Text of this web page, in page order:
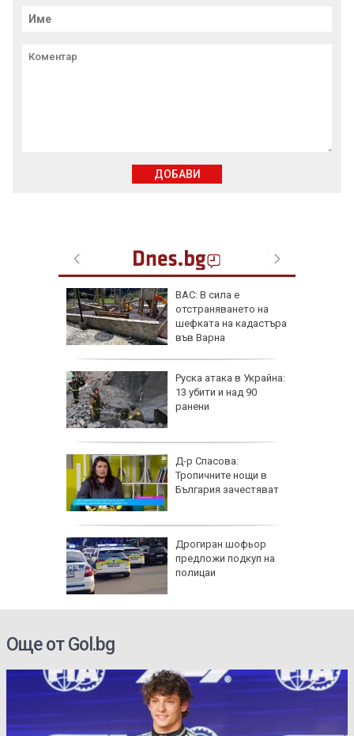
ВАС: В сила е
отстраняването на
шефката на кадастъра
във Варна
Руска атака в Украйна:
13 убити и над 90
ранени
Д-р Спасова:
Тропичните нощи в
България зачестяват
Дрогиран шофьор
предложи подкуп на
полицаи
ДОБАВИ
Още от Gol.bg